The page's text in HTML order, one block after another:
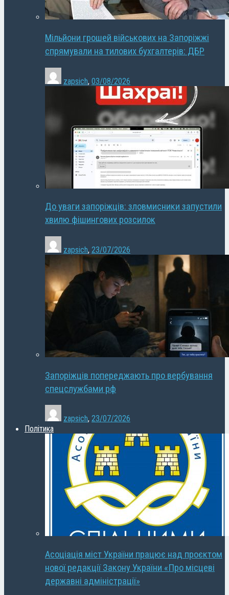
Мільйони грошей військових на Запоріжжі
спрямували на тилових бухгалтерів: ДБР
zapsich, 03/08/2026
До уваги запоріжців: зловмисники запустили
хвилю фішингових розсилок
zapsich, 23/07/2026
Запоріжців попереджають про вербування
спецслужбами рф
zapsich, 23/07/2026
Політика
Асоціація міст України працює над проєктом
нової редакції Закону України «Про місцеві
державні адміністрації»